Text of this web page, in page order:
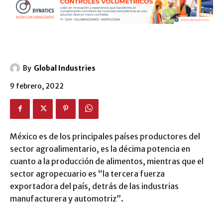
By Global Industries
9 febrero, 2022
México es de los principales países productores del
sector agroalimentario, es la décima potencia en
cuanto a la producción de alimentos, mientras que el
sector agropecuario es “la tercera fuerza
exportadora del país, detrás de las industrias
manufacturera y automotriz”.